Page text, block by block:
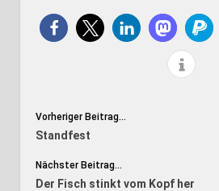
Vorheriger Beitrag...
Standfest
Nächster Beitrag...
Der Fisch stinkt vom Kopf her